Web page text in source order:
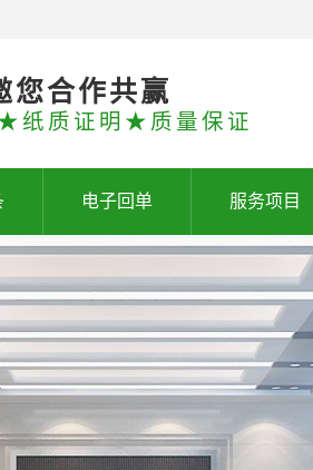
您合作共赢
纸质证明★质量保证
电子回单 服务项目